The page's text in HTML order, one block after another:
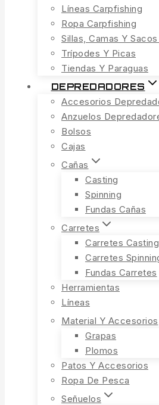
Líneas Carpfishing
Ropa Carpfishing
Sillas, Camas Y
Trípodes Y Picas
Tiendas Y Paraguas
DEPREDADORES
Accesorios
Anzuelos
Bolsos
Cajas
Cañas
Casting
Spinning
Fundas Cañas
Carretes
Carretes Casting
Carretes
Fundas Carretes
Herramientas
Líneas
Material Y Accesorios
Grapas
Plomos
Patos Y Accesorios
Ropa De Pesca
Señuelos